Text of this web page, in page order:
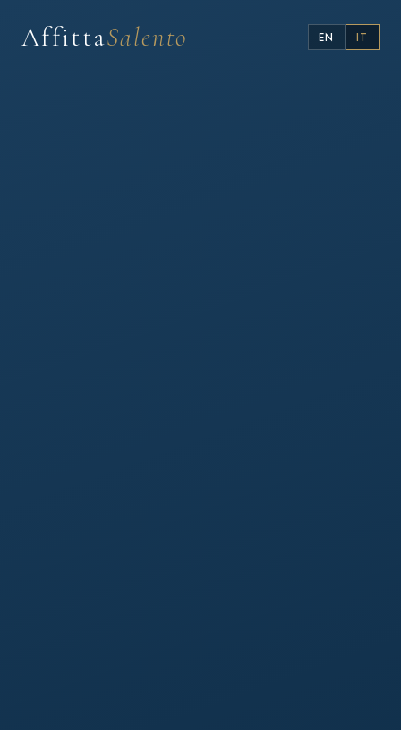
AffittaSalento EN IT